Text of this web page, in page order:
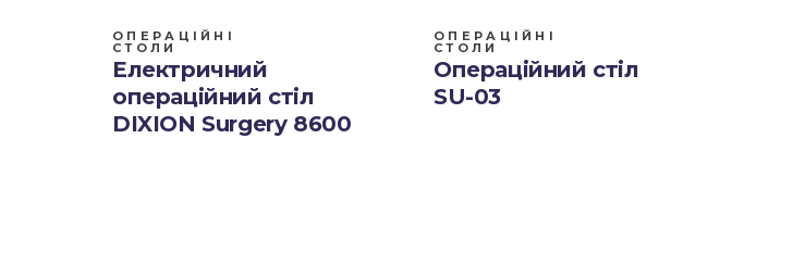
ОПЕРАЦІЙНІ
СТОЛИ
Електричний
операційний стіл
DIXION Surgery 8600
ОПЕРАЦІЙНІ
СТОЛИ
Операційний стіл
SU-03